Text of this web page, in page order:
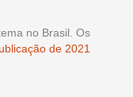
no Brasil. Os
de 2021